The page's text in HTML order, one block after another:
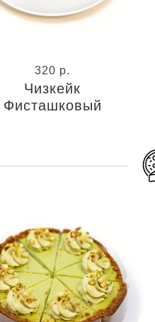
320 р.
Чизкейк
Фисташковый